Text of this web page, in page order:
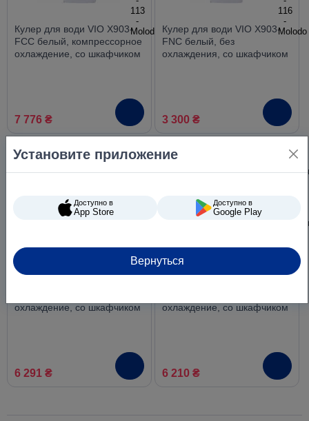
Кулер для води VIO X903-
FCC белый, компрессорное
охлаждение, со шкафчиком
7 776 ₴
Кулер для води VIO X903-
FNC белый, без
охлаждения, со шкафчиком
3 300 ₴
охлаждение, со шкафчиком
6 291 ₴
охлаждение, со шкафчиком
6 210 ₴
Установите приложение
Доступно в
App Store
Доступно в
Google Play
Вернуться